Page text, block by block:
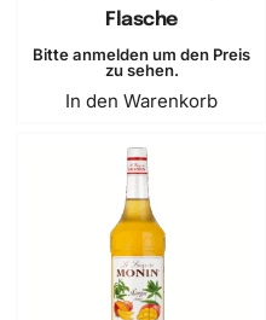
Flasche
Bitte anmelden um den Preis
zu sehen.
In den Warenkorb